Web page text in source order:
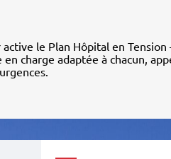
le Plan Hôpital en Tension
charge adaptée à chacun,